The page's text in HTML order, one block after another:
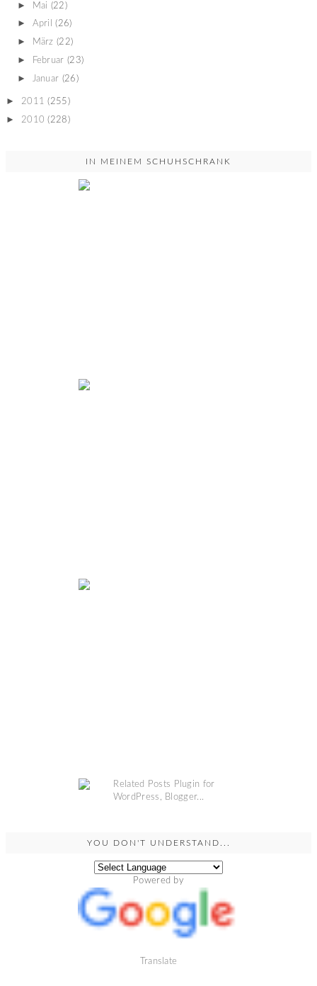
► Mai (22)
► April (26)
► März (22)
► Februar (23)
► Januar (26)
► 2011 (255)
► 2010 (228)
IN MEINEM SCHUHSCHRANK
YOU DON'T UNDERSTAND...
Powered by
Translate